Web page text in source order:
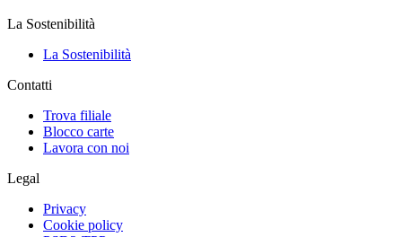
La Sostenibilità
La Sostenibilità
Contatti
Trova filiale
Blocco carte
Lavora con noi
Legal
Privacy
Cookie policy